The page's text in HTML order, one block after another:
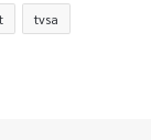
tvsa